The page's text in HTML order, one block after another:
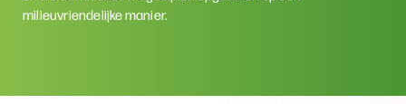
milieuvriendelijke manier.